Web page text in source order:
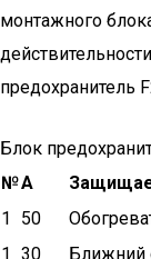
монтажного
предохранитель
Блок
№А
1
50
1 30
Ближний